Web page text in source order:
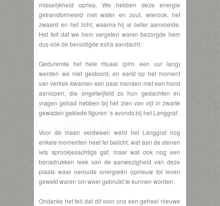
misselijkheid opriep. We hebben deze energie
getransformeerd met water en zout, wierook, het
zwaard en het licht, waarna hij al beter aanvoelde.
Het feit dat we hem vergeten waren bezorgde hem
dus ook de benodigde extra aandacht.
Gedurende het hele rituaal (plm. een uur lang)
werden we niet gestoord, en eerst op het moment
van vertrek kwamen een paar mensen met een hond
aanlopen, die ongetwijfeld zo hun gedachten en
vragen gehad hebben bij het zien van vijf in zwarte
gewaden geklede figuren ‘s avonds bij het Langgraf.
Voor de maan verdween werd het Langgraf nog
enkele momenten heel fel belicht, wat aan de stenen
iets sprookjesachtigs gaf, maar wat ook nog een
benadrukken leek van de aanwezigheid van deze
plaats waar oeroude energieën opnieuw tot leven
gewekt waren om weer gebruikt te kunnen worden.
Ondanks het feit dat dit voor ons een geheel nieuwe